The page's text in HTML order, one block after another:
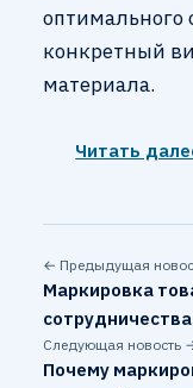
оптимального
конкретный
материала.
Читать
← Предыдущая
Маркировка
Следующая новость
Почему